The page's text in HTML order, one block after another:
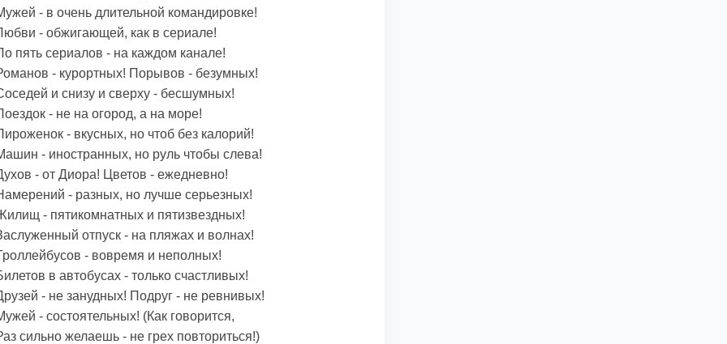
- в очень длительной командировке!
- обжигающей, как в сериале!
пять сериалов - на каждом канале!
- курортных! Порывов - безумных!
и снизу и сверху - бесшумных!
- не на огород, а на море!
- вкусных, но чтоб без калорий!
- иностранных, но руль чтобы слева!
- от Диора! Цветов - ежедневно!
- разных, но лучше серьезных!
- пятикомнатных и пятизвездных!
отпуск - на пляжах и волнах!
- вовремя и неполных!
в автобусах - только счастливых!
- не занудных! Подруг - не ревнивых!
- состоятельных! (Как говорится,
сильно желаешь - не грех повториться!)